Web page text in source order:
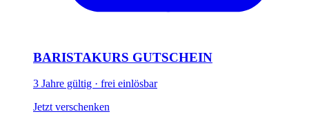
BARISTAKURS GUTSCHEIN
3 Jahre gültig · frei einlösbar
Jetzt verschenken